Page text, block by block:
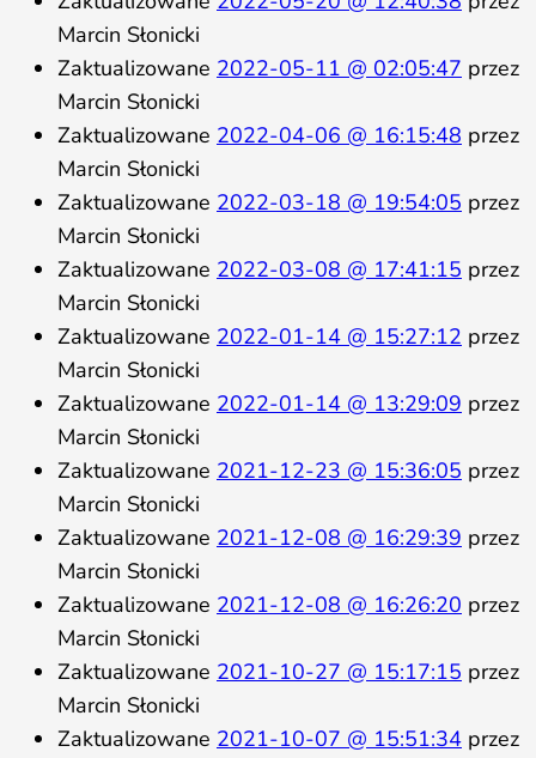
Marcin Słonicki
Zaktualizowane 2022-05-11 @ 02:05:47 przez
Marcin Słonicki
Zaktualizowane 2022-04-06 @ 16:15:48 przez
Marcin Słonicki
Zaktualizowane 2022-03-18 @ 19:54:05 przez
Marcin Słonicki
Zaktualizowane 2022-03-08 @ 17:41:15 przez
Marcin Słonicki
Zaktualizowane 2022-01-14 @ 15:27:12 przez
Marcin Słonicki
Zaktualizowane 2022-01-14 @ 13:29:09 przez
Marcin Słonicki
Zaktualizowane 2021-12-23 @ 15:36:05 przez
Marcin Słonicki
Zaktualizowane 2021-12-08 @ 16:29:39 przez
Marcin Słonicki
Zaktualizowane 2021-12-08 @ 16:26:20 przez
Marcin Słonicki
Zaktualizowane 2021-10-27 @ 15:17:15 przez
Marcin Słonicki
Zaktualizowane 2021-10-07 @ 15:51:34 przez